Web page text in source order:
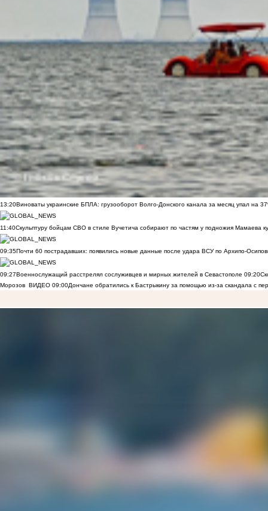
13:20Виноваты украинские БПЛА: грузооборот Волго-Донского канала за месяц упал на
11:40Скульптуру бойцам СВО в стиле Вучетича собирают по частям у подножия Мамаева
09:35Почти 60 пострадавших: появились новые данные после удара ВСУ по Архипо-
09:27Военнослужащий расстрелял сослуживцев и мирных жителей в Севастополе 09:20
Морозов ВИДЕО 09:00Дончане обратились к Бастрыкину за помощью из-за скандала с